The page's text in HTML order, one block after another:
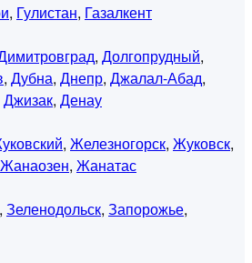
, Гулистан, Газалкент
, Долгопрудный,
, Дубна, Днепр, Джалал-Абад,
Джизак, Денау
, Железногорск, Жуковск,
Жанаозен, Жанатас
, Зеленодольск, Запорожье,